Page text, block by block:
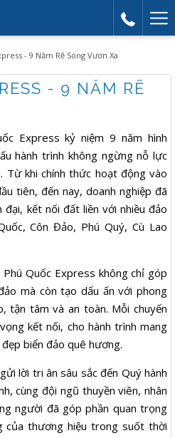
- 9 Năm Rẽ Sóng Vươn Xa
- 9 NĂM RẼ
Express kỷ niệm 9 năm hình
hành trình không ngừng nỗ lực
Từ khi chính thức hoạt động vào
tiên, đến nay, doanh nghiệp đã
kết nối đất liền với nhiều đảo
Côn Đảo, Phú Quý, Cù Lao
Quốc Express không chỉ góp
mà còn tạo dấu ấn với phong
tận tâm và an toàn. Mỗi chuyến
kết nối, cho hành trình mang
biển đảo quê hương.
lời tri ân sâu sắc đến Quý hành
cùng đội ngũ thuyền viên, nhân
người đã góp phần quan trọng
thương hiệu trong suốt thời